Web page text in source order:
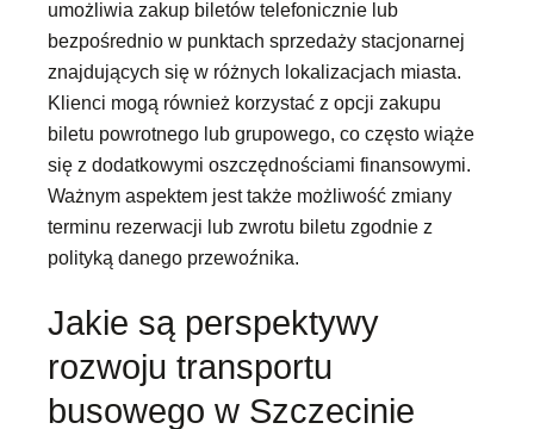
umożliwia zakup biletów telefonicznie lub
bezpośrednio w punktach sprzedaży stacjonarnej
znajdujących się w różnych lokalizacjach miasta.
Klienci mogą również korzystać z opcji zakupu
biletu powrotnego lub grupowego, co często wiąże
się z dodatkowymi oszczędnościami finansowymi.
Ważnym aspektem jest także możliwość zmiany
terminu rezerwacji lub zwrotu biletu zgodnie z
polityką danego przewoźnika.
Jakie są perspektywy
rozwoju transportu
busowego w Szczecinie